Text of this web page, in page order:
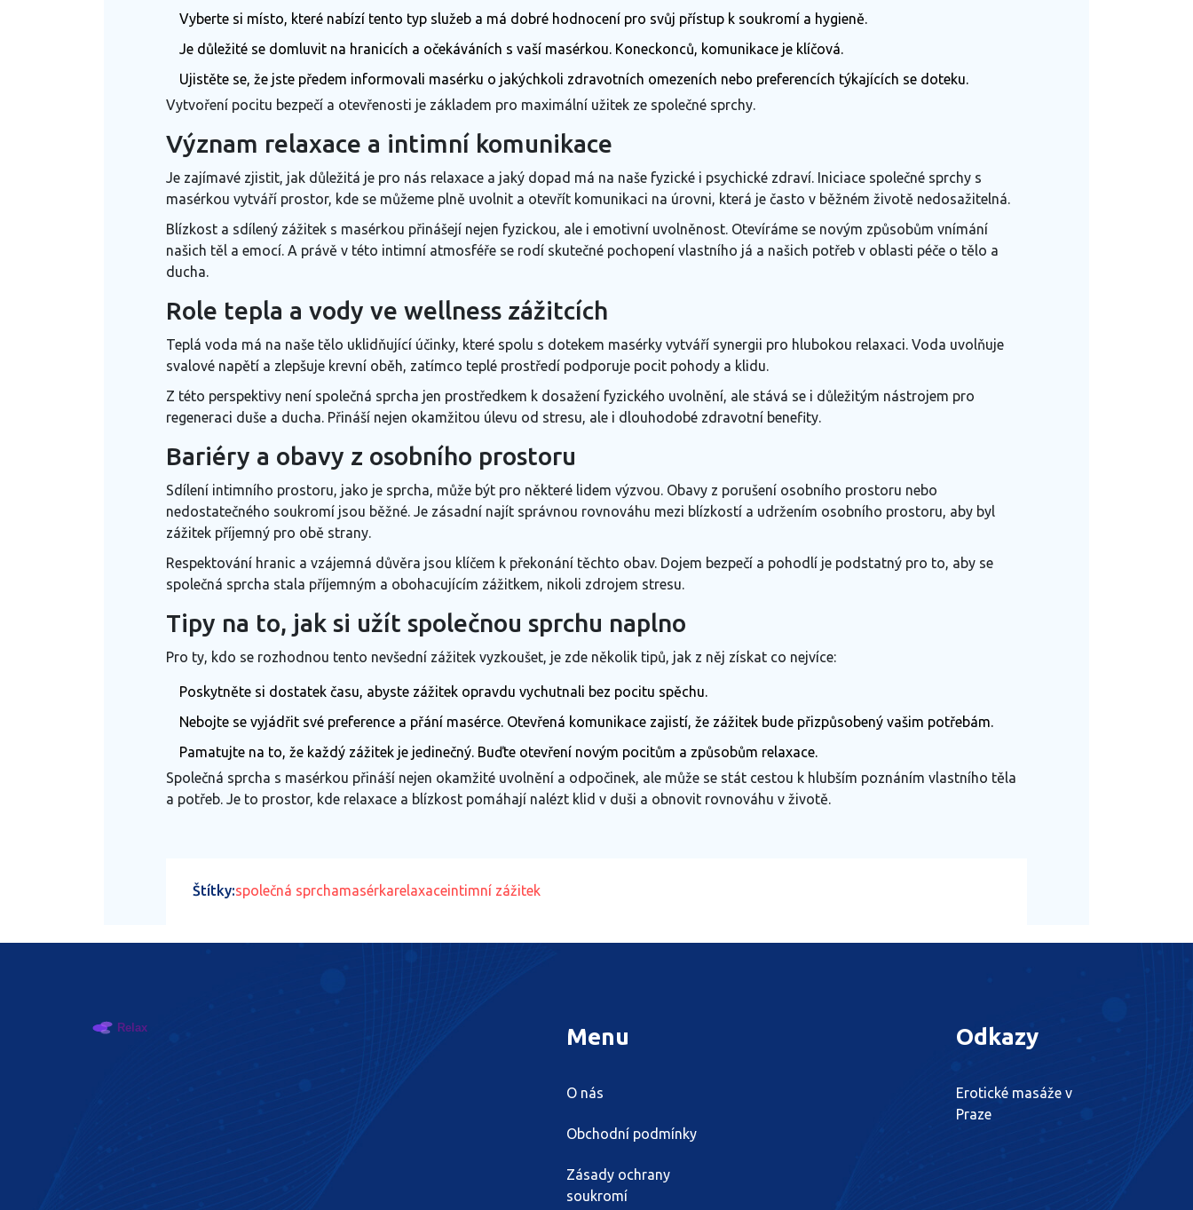
Vyberte si místo, které nabízí tento typ služeb a má dobré hodnocení pro svůj přístup k soukromí a hygieně.
Je důležité se domluvit na hranicích a očekáváních s vaší masérkou. Koneckonců, komunikace je klíčová.
Ujistěte se, že jste předem informovali masérku o jakýchkoli zdravotních omezeních nebo preferencích týkajících se doteku.
Vytvoření pocitu bezpečí a otevřenosti je základem pro maximální užitek ze společné sprchy.
Význam relaxace a intimní komunikace
Je zajímavé zjistit, jak důležitá je pro nás relaxace a jaký dopad má na naše fyzické i psychické zdraví. Iniciace společné sprchy s
masérkou vytváří prostor, kde se můžeme plně uvolnit a otevřít komunikaci na úrovni, která je často v běžném životě nedosažitelná.
Blízkost a sdílený zážitek s masérkou přinášejí nejen fyzickou, ale i emotivní uvolněnost. Otevíráme se novým způsobům vnímání
našich těl a emocí. A právě v této intimní atmosféře se rodí skutečné pochopení vlastního já a našich potřeb v oblasti péče o tělo a
ducha.
Role tepla a vody ve wellness zážitcích
Teplá voda má na naše tělo uklidňující účinky, které spolu s dotekem masérky vytváří synergii pro hlubokou relaxaci. Voda uvolňuje
svalové napětí a zlepšuje krevní oběh, zatímco teplé prostředí podporuje pocit pohody a klidu.
Z této perspektivy není společná sprcha jen prostředkem k dosažení fyzického uvolnění, ale stává se i důležitým nástrojem pro
regeneraci duše a ducha. Přináší nejen okamžitou úlevu od stresu, ale i dlouhodobé zdravotní benefity.
Bariéry a obavy z osobního prostoru
Sdílení intimního prostoru, jako je sprcha, může být pro některé lidem výzvou. Obavy z porušení osobního prostoru nebo
nedostatečného soukromí jsou běžné. Je zásadní najít správnou rovnováhu mezi blízkostí a udržením osobního prostoru, aby byl
zážitek příjemný pro obě strany.
Respektování hranic a vzájemná důvěra jsou klíčem k překonání těchto obav. Dojem bezpečí a pohodlí je podstatný pro to, aby se
společná sprcha stala příjemným a obohacujícím zážitkem, nikoli zdrojem stresu.
Tipy na to, jak si užít společnou sprchu naplno
Pro ty, kdo se rozhodnou tento nevšední zážitek vyzkoušet, je zde několik tipů, jak z něj získat co nejvíce:
Poskytněte si dostatek času, abyste zážitek opravdu vychutnali bez pocitu spěchu.
Nebojte se vyjádřit své preference a přání masérce. Otevřená komunikace zajistí, že zážitek bude přizpůsobený vašim potřebám.
Pamatujte na to, že každý zážitek je jedinečný. Buďte otevření novým pocitům a způsobům relaxace.
Společná sprcha s masérkou přináší nejen okamžité uvolnění a odpočinek, ale může se stát cestou k hlubším poznáním vlastního těla
a potřeb. Je to prostor, kde relaxace a blízkost pomáhají nalézt klid v duši a obnovit rovnováhu v životě.
Štítky:společná sprchamasérkarelaxaceintimní zážitek
Menu
O nás
Obchodní podmínky
Zásady ochrany
soukromí
Odkazy
Erotické masáže v
Praze